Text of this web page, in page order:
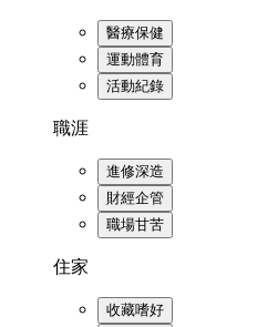
醫療保健
運動體育
活動紀錄
職涯
進修深造
財經企管
職場甘苦
住家
收藏嗜好